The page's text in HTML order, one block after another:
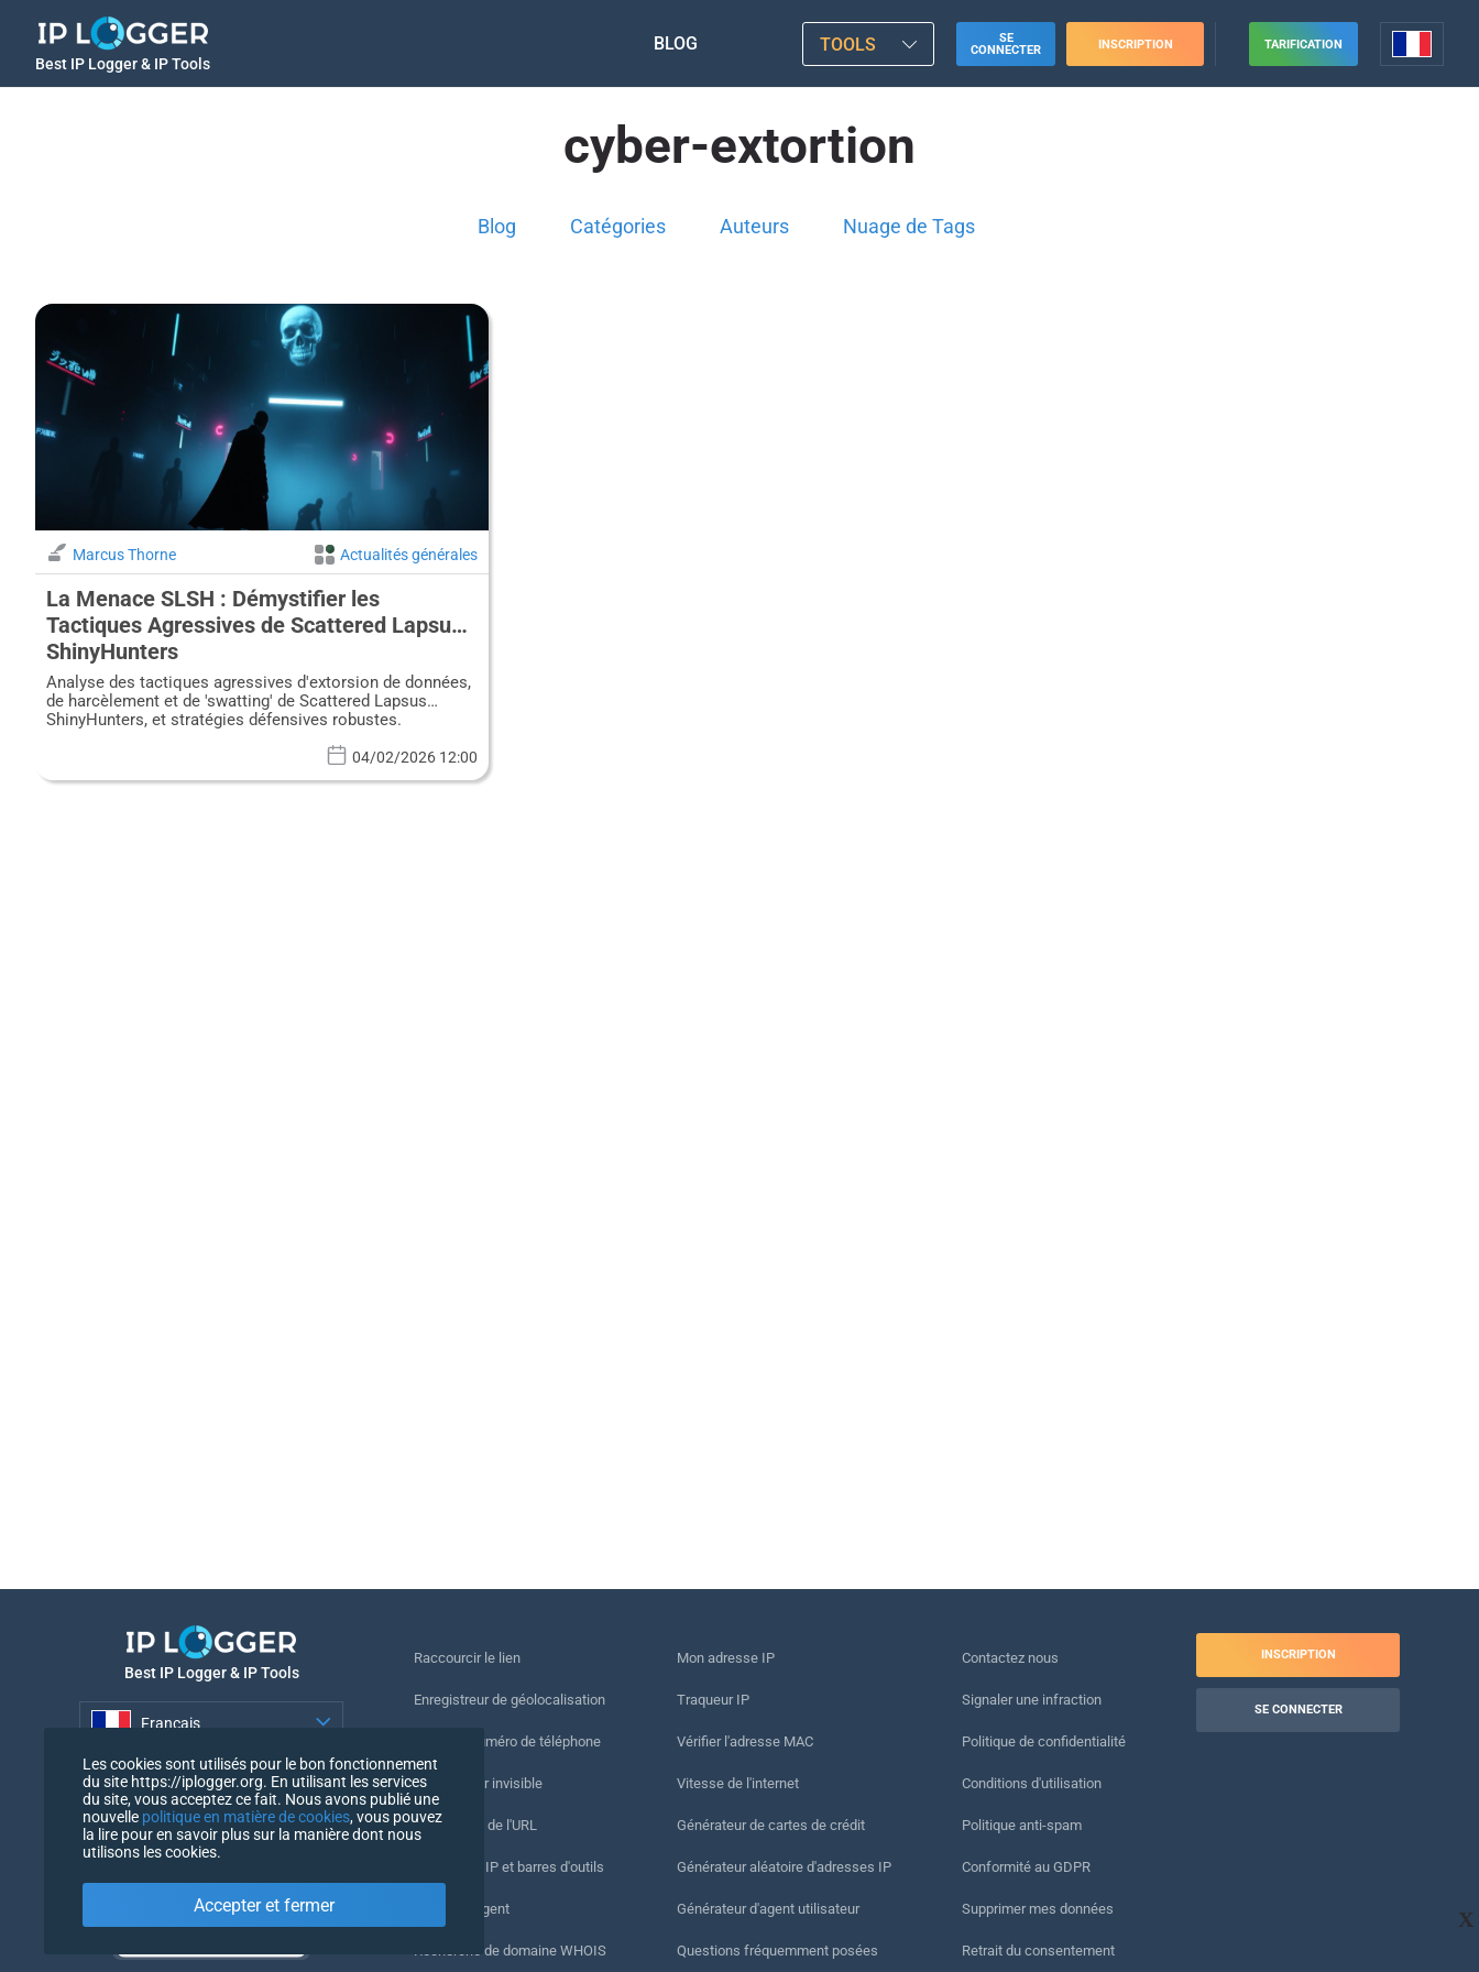
Best IP Logger & IP Tools
BLOG TOOLS
SE
CONNECTER
INSCRIPTION TARIFICATION
cyber-extortion
Blog Catégories Auteurs Nuage de Tags
Marcus Thorne Actualités générales
La Menace SLSH : Démystifier les
Tactiques Agressives de Scattered Lapsus
ShinyHunters
Analyse des tactiques agressives d'extorsion de données,
de harcèlement et de 'swatting' de Scattered Lapsus
ShinyHunters, et stratégies défensives robustes.
04/02/2026 12:00
X
Best IP Logger & IP Tools
Français
Français
Raccourcir le lien
Enregistreur de géolocalisation
Suivre le numéro de téléphone
Enregistreur invisible
Vérification de l'URL
Compteurs IP et barres d'outils
Mon UserAgent
Recherche de domaine WHOIS
Mon adresse IP
Traqueur IP
Vérifier l'adresse MAC
Vitesse de l'internet
Générateur de cartes de crédit
Générateur aléatoire d'adresses IP
Générateur d'agent utilisateur
Questions fréquemment posées
Contactez nous
Signaler une infraction
Politique de confidentialité
Conditions d'utilisation
Politique anti-spam
Conformité au GDPR
Supprimer mes données
Retrait du consentement
INSCRIPTION
SE CONNECTER
Les cookies sont utilisés pour le bon fonctionnement
du site https://iplogger.org. En utilisant les services
du site, vous acceptez ce fait. Nous avons publié une
nouvelle politique en matière de cookies, vous pouvez
la lire pour en savoir plus sur la manière dont nous
utilisons les cookies.
Accepter et fermer